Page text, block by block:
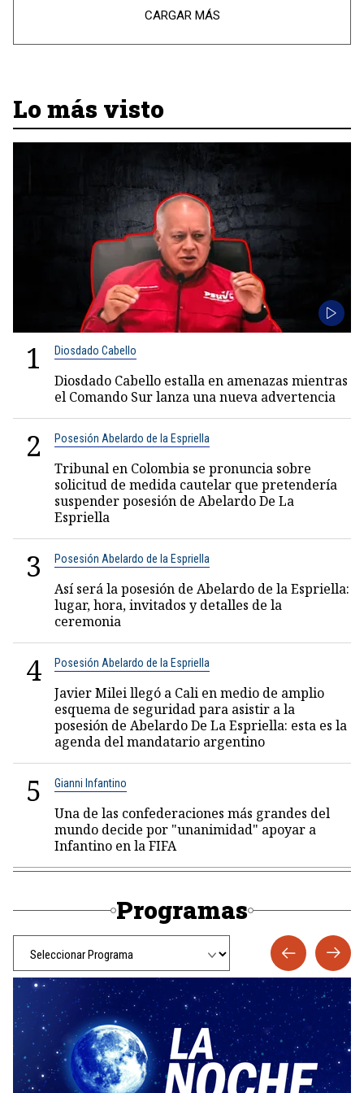
CARGAR MÁS
Lo más visto
1 Diosdado Cabello
Diosdado Cabello estalla en amenazas mientras
el Comando Sur lanza una nueva advertencia
2 Posesión Abelardo de la Espriella
Tribunal en Colombia se pronuncia sobre
solicitud de medida cautelar que pretendería
suspender posesión de Abelardo De La
Espriella
3 Posesión Abelardo de la Espriella
Así será la posesión de Abelardo de la Espriella:
lugar, hora, invitados y detalles de la
ceremonia
4 Posesión Abelardo de la Espriella
Javier Milei llegó a Cali en medio de amplio
esquema de seguridad para asistir a la
posesión de Abelardo De La Espriella: esta es la
agenda del mandatario argentino
5 Gianni Infantino
Una de las confederaciones más grandes del
mundo decide por "unanimidad" apoyar a
Infantino en la FIFA
Programas